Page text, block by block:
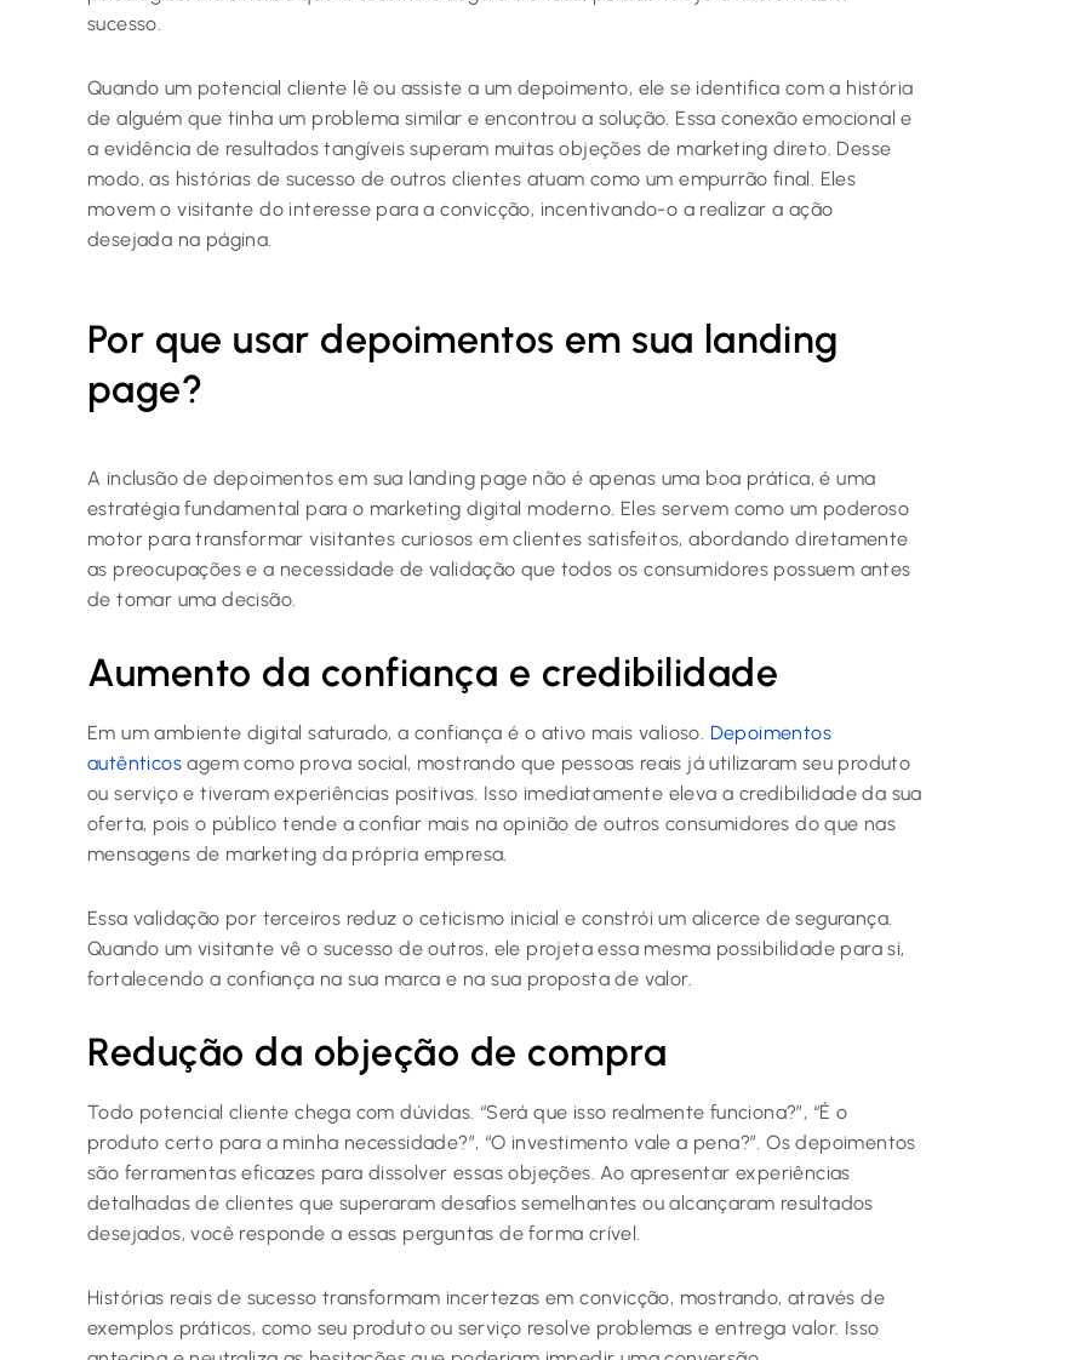
sucesso.
Quando um potencial cliente lê ou assiste a um depoimento, ele se identifica com a história
de alguém que tinha um problema similar e encontrou a solução. Essa conexão emocional e
a evidência de resultados tangíveis superam muitas objeções de marketing direto. Desse
modo, as histórias de sucesso de outros clientes atuam como um empurrão final. Eles
movem o visitante do interesse para a convicção, incentivando-o a realizar a ação
desejada na página.
Por que usar depoimentos em sua landing
page?
A inclusão de depoimentos em sua landing page não é apenas uma boa prática, é uma
estratégia fundamental para o marketing digital moderno. Eles servem como um poderoso
motor para transformar visitantes curiosos em clientes satisfeitos, abordando diretamente
as preocupações e a necessidade de validação que todos os consumidores possuem antes
de tomar uma decisão.
Aumento da confiança e credibilidade
Em um ambiente digital saturado, a confiança é o ativo mais valioso. Depoimentos
autênticos agem como prova social, mostrando que pessoas reais já utilizaram seu produto
ou serviço e tiveram experiências positivas. Isso imediatamente eleva a credibilidade da sua
oferta, pois o público tende a confiar mais na opinião de outros consumidores do que nas
mensagens de marketing da própria empresa.
Essa validação por terceiros reduz o ceticismo inicial e constrói um alicerce de segurança.
Quando um visitante vê o sucesso de outros, ele projeta essa mesma possibilidade para si,
fortalecendo a confiança na sua marca e na sua proposta de valor.
Redução da objeção de compra
Todo potencial cliente chega com dúvidas. “Será que isso realmente funciona?”, “É o
produto certo para a minha necessidade?”, “O investimento vale a pena?”. Os depoimentos
são ferramentas eficazes para dissolver essas objeções. Ao apresentar experiências
detalhadas de clientes que superaram desafios semelhantes ou alcançaram resultados
desejados, você responde a essas perguntas de forma crível.
Histórias reais de sucesso transformam incertezas em convicção, mostrando, através de
exemplos práticos, como seu produto ou serviço resolve problemas e entrega valor. Isso